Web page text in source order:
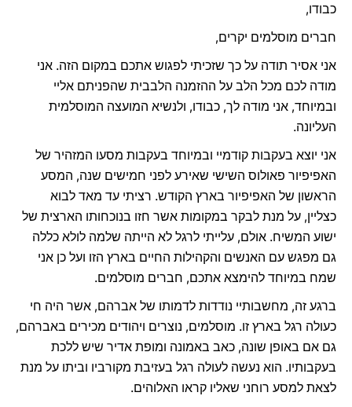
כבודו,
חברים מוסלמים יקרים,
אני אסיר תודה על כך שזכיתי לפגוש אתכם במקום הזה. אני
מודה לכם מכל הלב על ההזמנה הלבבית שהפניתם אליי
ובמיוחד, אני מודה לך, כבודו, ולנשיא המועצה המוסלמית
העליונה.
אני יוצא בעקבות קודמיי ובמיוחד בעקבות מסעו המזהיר של
האפיפיור פאולוס השישי שאירע לפני חמישים שנה, המסע
הראשון של האפיפיור בארץ הקודש. רציתי עד מאד לבוא
כצליין, על מנת לבקר במקומות אשר חזו בנוכחותו הארצית של
ישוע המשיח. אולם, עלייתי לרגל לא הייתה שלמה לולא כללה
גם מפגש עם האנשים והקהילות החיים בארץ הזו ועל כן אני
שמח במיוחד להימצא אתכם, חברים מוסלמים.
ברגע זה, מחשבותיי נודדות לדמותו של אברהם, אשר היה חי
כעולה רגל בארץ זו. מוסלמים, נוצרים ויהודים מכירים באברהם,
גם אם באופן שונה, כאב באמונה ומופת אדיר שיש ללכת
בעקבותיו. הוא נעשה לעולה רגל בעזיבת מקורביו וביתו על מנת
לצאת למסע רוחני שאליו קראו האלוהים.